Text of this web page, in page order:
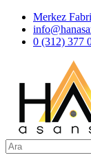
Merkez
0 (312) 377